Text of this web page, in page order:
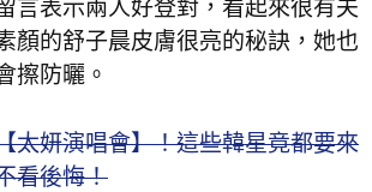
言表示兩人好登對，看起來很有夫
顏的舒子晨皮膚很亮的秘訣，她也
擦防曬。
太妍演唱會】！這些韓星竟都要來
看後悔！